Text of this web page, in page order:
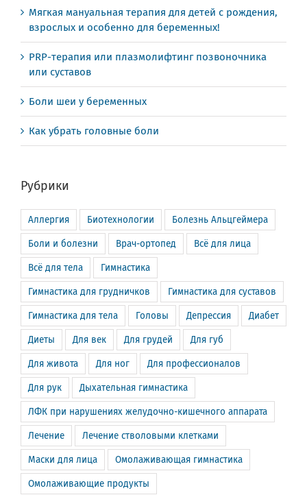
Мягкая мануальная терапия для детей с рождения,
взрослых и особенно для беременных!
PRP-терапия или плазмолифтинг позвоночника
или суставов
Боли шеи у беременных
Как убрать головные боли
Рубрики
Аллергия Биотехнологии Болезнь Альцгеймера
Боли и болезни Врач-ортопед Всё для лица
Всё для тела Гимнастика
Гимнастика для грудничков Гимнастика для суставов
Гимнастика для тела Головы Депрессия Диабет
Диеты Для век Для грудей Для губ
Для живота Для ног Для профессионалов
Для рук Дыхательная гимнастика
ЛФК при нарушениях желудочно-кишечного аппарата
Лечение Лечение стволовыми клетками
Маски для лица Омолаживающая гимнастика
Омолаживающие продукты